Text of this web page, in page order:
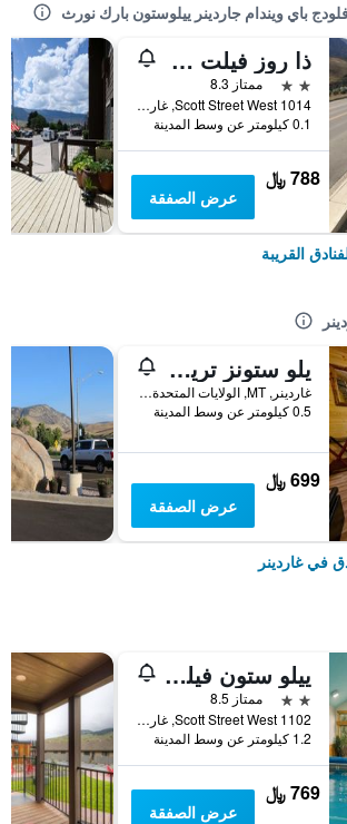
باي ويندام جاردينر ييلوستون بارك نورث
ذا روز فيلت هوتل - يلو ستون
2 نجمتين
ممتاز 8.3
1014 Scott Street West, غاردينر, MT, الولايات المتحدة الأميريكية
0.1 كيلومتر عن وسط المدينة
788 ﷼
عرض الصفقة
القريبة
يلو ستونز تريجر كابينز
غاردينر, MT, الولايات المتحدة الأميريكية
0.5 كيلومتر عن وسط المدينة
699 ﷼
عرض الصفقة
في غاردينر
ييلو ستون فيليدج إن آند سويتس
2 نجمتين
ممتاز 8.5
1102 Scott Street West, غاردينر, MT, الولايات المتحدة الأميريكية
1.2 كيلومتر عن وسط المدينة
769 ﷼
عرض الصفقة